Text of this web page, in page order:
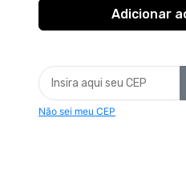
Não sei meu CEP